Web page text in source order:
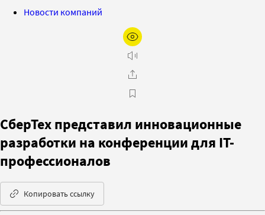
Новости компаний
СберТех представил инновационные
разработки на конференции для IТ-
профессионалов
Копировать ссылку